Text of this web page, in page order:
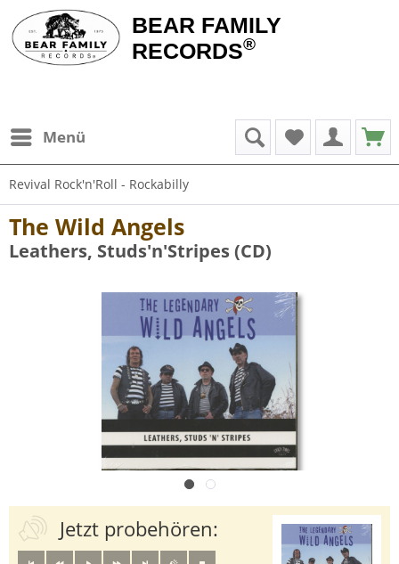
BEAR FAMILY
RECORDS®
Menü
Revival Rock'n'Roll - Rockabilly
The Wild Angels
Leathers, Studs'n'Stripes (CD)
Jetzt probehören: